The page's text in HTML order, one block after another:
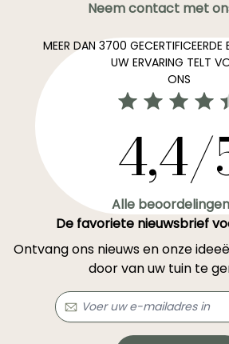
Neem contact met
MEER DAN 3700 GECERTIFICEERDE
UW ERVARING TELT
ONS
4,4/
Alle
De favoriete nieuwsbrief
Ontvang ons nieuws en onze
door van uw tuin te